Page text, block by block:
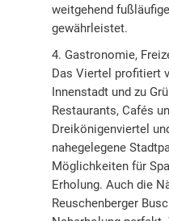
weitgehend
gewährleistet.
4. Gastronomie,
Das Viertel profitiert
Innenstadt und zu
Restaurants, Cafés
Dreikönigenviertel
nahegelegene
Möglichkeiten für
Erholung. Auch die
Reuschenberger